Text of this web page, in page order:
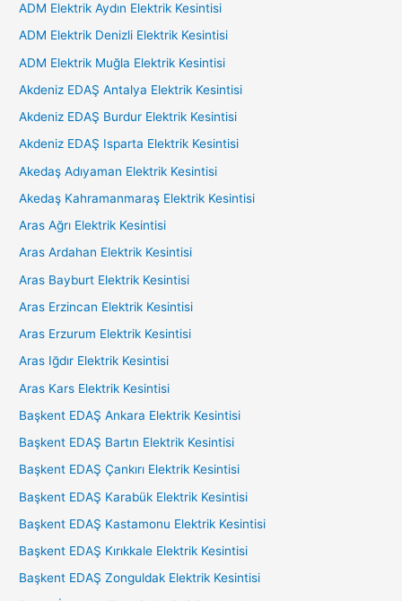
ADM Elektrik Aydın Elektrik Kesintisi
ADM Elektrik Denizli Elektrik Kesintisi
ADM Elektrik Muğla Elektrik Kesintisi
Akdeniz EDAŞ Antalya Elektrik Kesintisi
Akdeniz EDAŞ Burdur Elektrik Kesintisi
Akdeniz EDAŞ Isparta Elektrik Kesintisi
Akedaş Adıyaman Elektrik Kesintisi
Akedaş Kahramanmaraş Elektrik Kesintisi
Aras Ağrı Elektrik Kesintisi
Aras Ardahan Elektrik Kesintisi
Aras Bayburt Elektrik Kesintisi
Aras Erzincan Elektrik Kesintisi
Aras Erzurum Elektrik Kesintisi
Aras Iğdır Elektrik Kesintisi
Aras Kars Elektrik Kesintisi
Başkent EDAŞ Ankara Elektrik Kesintisi
Başkent EDAŞ Bartın Elektrik Kesintisi
Başkent EDAŞ Çankırı Elektrik Kesintisi
Başkent EDAŞ Karabük Elektrik Kesintisi
Başkent EDAŞ Kastamonu Elektrik Kesintisi
Başkent EDAŞ Kırıkkale Elektrik Kesintisi
Başkent EDAŞ Zonguldak Elektrik Kesintisi